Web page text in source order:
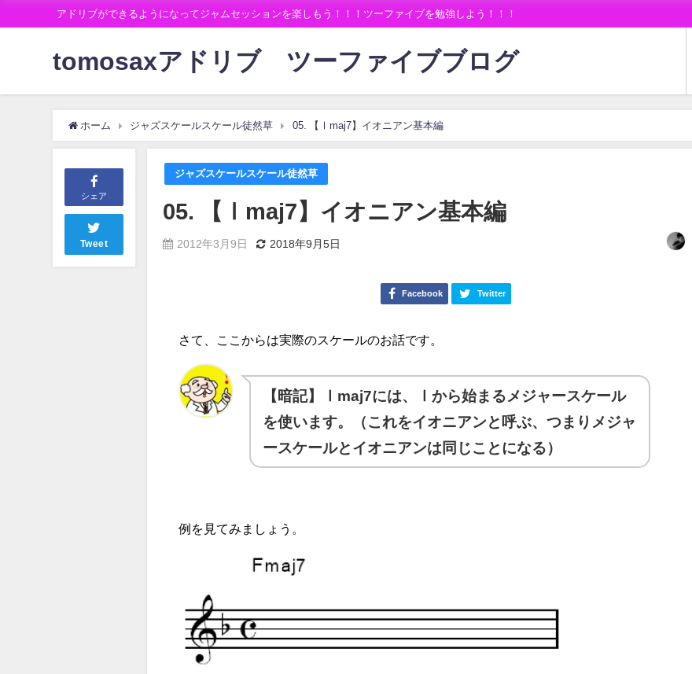
アドリブができるようになってジャムセッションを楽しもう！！！ツーファイブを勉強しよう！！！
tomosaxアドリブ ツーファイブブログ
ホーム ジャズスケールスケール徒然草 05. 【Ⅰmaj7】イオニアン基本編
シェア
Tweet
ジャズスケールスケール徒然草
05. 【Ⅰmaj7】イオニアン基本編
2012年3月9日 2018年9月5日
Facebook Twitter
さて、ここからは実際のスケールのお話です。
【暗記】Ⅰmaj7には、Ⅰから始まるメジャースケール
を使います。（これをイオニアンと呼ぶ、つまりメジャ
ースケールとイオニアンは同じことになる）
例を見てみましょう。